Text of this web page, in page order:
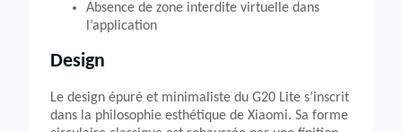
Absence de zone interdite virtuelle dans
l’application
Design
Le design épuré et minimaliste du G20 Lite s’inscrit
dans la philosophie esthétique de Xiaomi. Sa forme